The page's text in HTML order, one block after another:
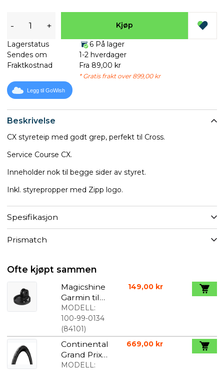
Beskrivelse
CX styreteip med godt grep, perfekt til Cross.
Service Course CX.
Inneholder nok til begge sider av styret.
Inkl. styrepropper med Zipp logo.
Spesifikasjon
Prismatch
- + Kjøp
Lagerstatus
6 På lager
Sendes om
1-2 hverdager
Fraktkostnad
Fra 89,00 kr
* Gratis frakt over 899,00 kr
Legg til GoWish
Ofte kjøpt sammen
Magicshine
Garmin til
Gropro
Mount
Adaptor
MODELL:
100-99-0134
(84101)
149,00 kr
Continental
Grand Prix
5000 S TR
MODELL:
669,00 kr